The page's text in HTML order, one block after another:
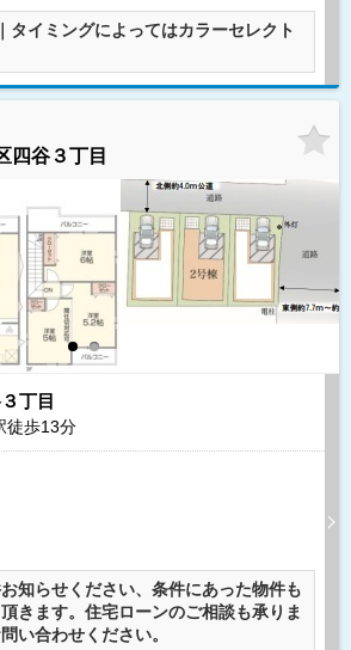
タイミングによってはカラーセレクト
四谷３丁目
丁目
徒歩13分
知らせください、条件にあった物件も
きます。住宅ローンのご相談も承りま
い合わせください。